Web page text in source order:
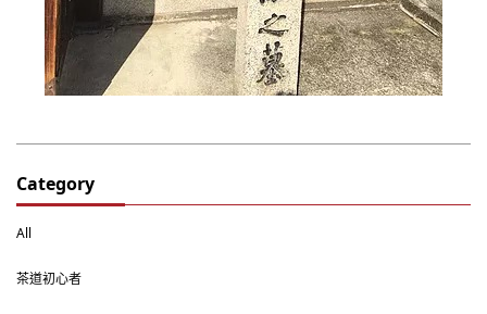
Category
All
茶道初心者